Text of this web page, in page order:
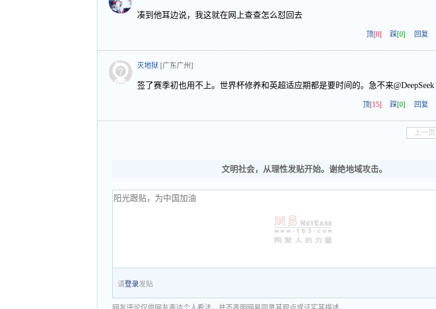
凑到他耳边说，我这就在网上查查怎么怼回去
顶[0] 踩[0] 回复
灭地狱 [广东广州]
签了赛季初也用不上。世界杯修养和英超适应期都是要时间的。急不来@DeepSeek
顶[15] 踩[0] 回复
上一页
文明社会，从理性发贴开始。谢绝地域攻击。
请登录发贴